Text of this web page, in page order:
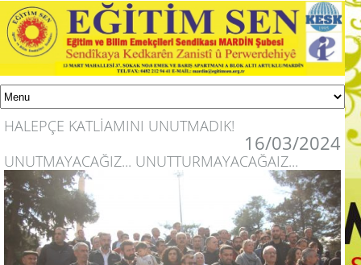
HALEPÇE KATLİAMINI UNUTMADIK!
16/03/2024
UNUTMAYACAĞIZ... UNUTTURMAYACAĞAIZ...